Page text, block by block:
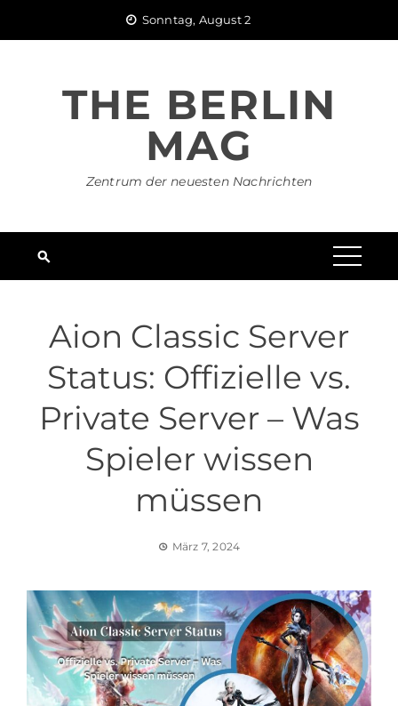
Sonntag, August 2
THE BERLIN
MAG
Zentrum der neuesten Nachrichten
Aion Classic Server
Status: Offizielle vs.
Private Server – Was
Spieler wissen
müssen
März 7, 2024